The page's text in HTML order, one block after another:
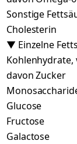
Sonstige
Cholesterin
▼ Einzelne
davon Zucker
Glucose
Fructose
Galactose